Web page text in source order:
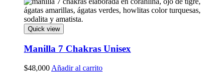
Quick view
Manilla 7 Chakras Unisex
$48,000 Añadir al carrito